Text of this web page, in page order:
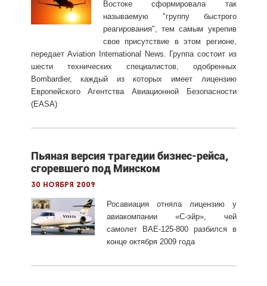
Востоке сформировала так
называемую "группу быстрого
реагирования", тем самым укрепив
свое присутствие в этом регионе,
передает Aviation International News. Группа состоит из
шести технических специалистов, одобренных
Bombardier, каждый из которых имеет лицензию
Европейского Агентства Авиационной Безопасности
(EASA)
Пьяная версия трагедии бизнес-рейса,
сгоревшего под Минском
30 ноября 2009
Росавиация отняла лицензию у
авиакомпании «С-эйр», чей
самолет BAE-125-800 разбился в
конце октября 2009 года